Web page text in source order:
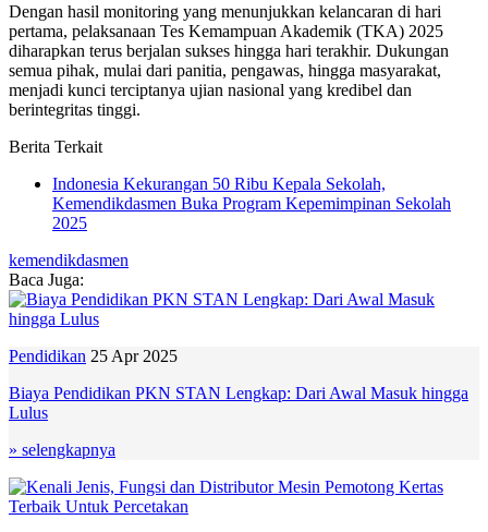
Dengan hasil monitoring yang menunjukkan kelancaran di hari
pertama, pelaksanaan Tes Kemampuan Akademik (TKA) 2025
diharapkan terus berjalan sukses hingga hari terakhir. Dukungan
semua pihak, mulai dari panitia, pengawas, hingga masyarakat,
menjadi kunci terciptanya ujian nasional yang kredibel dan
berintegritas tinggi.
Berita Terkait
Indonesia Kekurangan 50 Ribu Kepala Sekolah,
Kemendikdasmen Buka Program Kepemimpinan Sekolah
2025
kemendikdasmen
Baca Juga:
Pendidikan 25 Apr 2025
Biaya Pendidikan PKN STAN Lengkap: Dari Awal Masuk hingga
Lulus
» selengkapnya